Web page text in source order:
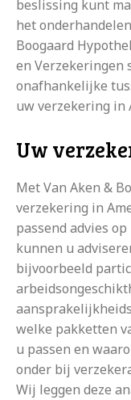
beslissing kunt
het
Boogaard
en Verzekeringen
onafhankelijke
uw verzekering in
Uw
Met Van Aken &
verzekering in
passend advies
kunnen u
bijvoorbeeld
welke pakketten
u passen en
onder bij
Wij leggen deze